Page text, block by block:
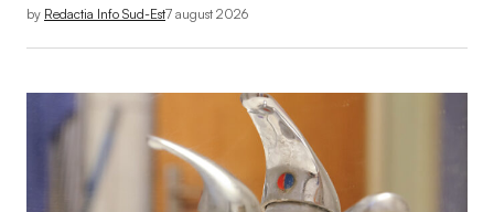
by Redactia Info Sud-Est7 august 2026